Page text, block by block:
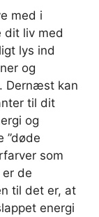
med i
dit liv med
lys ind
og
Dernæst kan
til dit
og
”døde
som
de
til det er, at
energi